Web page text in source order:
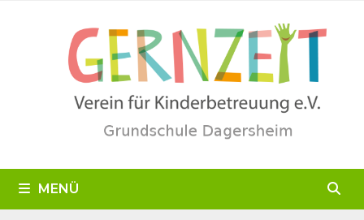
MENÜ